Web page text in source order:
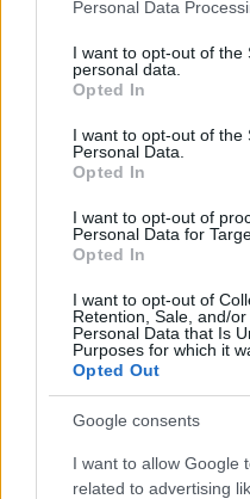
not limited to your visit or
grant or deny consent to
use your data for below
consent section.
Personal Data
I want to opt-out of the
personal data.
Opted In
I want to opt-out of the
Personal Data.
Opted In
I want to opt-out of
Personal Data for
Opted In
I want to opt-out of
Retention, Sale, and/
Personal Data that Is
Purposes for which it
Opted Out
Google consents
I want to allow Google
related to advertising
Premiile
„Succession”
marile
detaşat
Sezonul final al
câştigat, pentru a
mai bun serial
această distincţie în
de luni,
transmite
câştigat
interpretare
[…]